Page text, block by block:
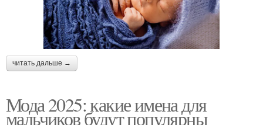
читать дальше →
Мода 2025: какие имена для
мальчиков будут популярны